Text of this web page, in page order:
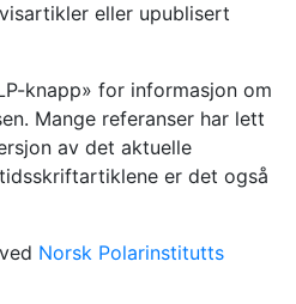
eller upublisert
knapp» for informasjon om
Mange referanser har lett
av det aktuelle
er det også
Norsk Polarinstitutts